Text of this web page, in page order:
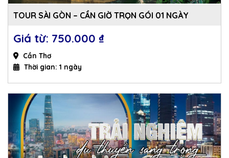
TOUR SÀI GÒN – CẦN GIỜ TRỌN GÓI 01 NGÀY
750.000 ₫
Cần Thơ
Thời gian: 1 ngày